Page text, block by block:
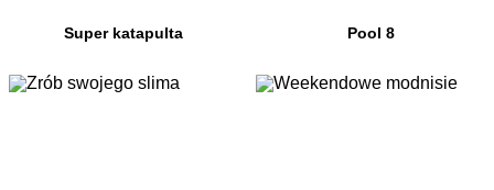
Super katapulta Pool 8